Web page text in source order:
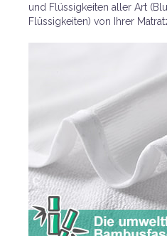
und Flüssigkeiten aller Art
Flüssigkeiten) von Ihrer